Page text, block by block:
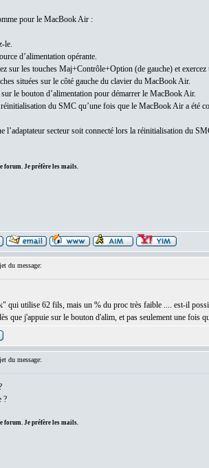
pour le MacBook Air :
le.
d’alimentation opérante.
sur les touches Maj+Contrôle+Option (de gauche) et exercez
situées sur le côté gauche du clavier du MacBook Air.
le bouton d’alimentation pour démarrer le MacBook Air.
du SMC qu’une fois que le MacBook Air a été
l’adaptateur secteur soit connecté lors la réinitialisation du
forum. Je préfère les mails.
du message:
qui utilise 62 fils, mais un % du proc très faible .... est-il
que j'appuie sur le bouton d'alim, et pas seulement une fois
du message:
?
forum. Je préfère les mails.